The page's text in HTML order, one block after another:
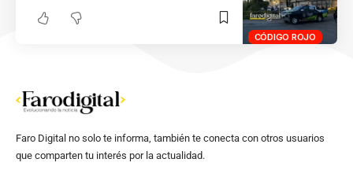
CÓDIGO ROJO
Faro Digital no solo te informa, también te conecta con otros usuarios
que comparten tu interés por la actualidad.